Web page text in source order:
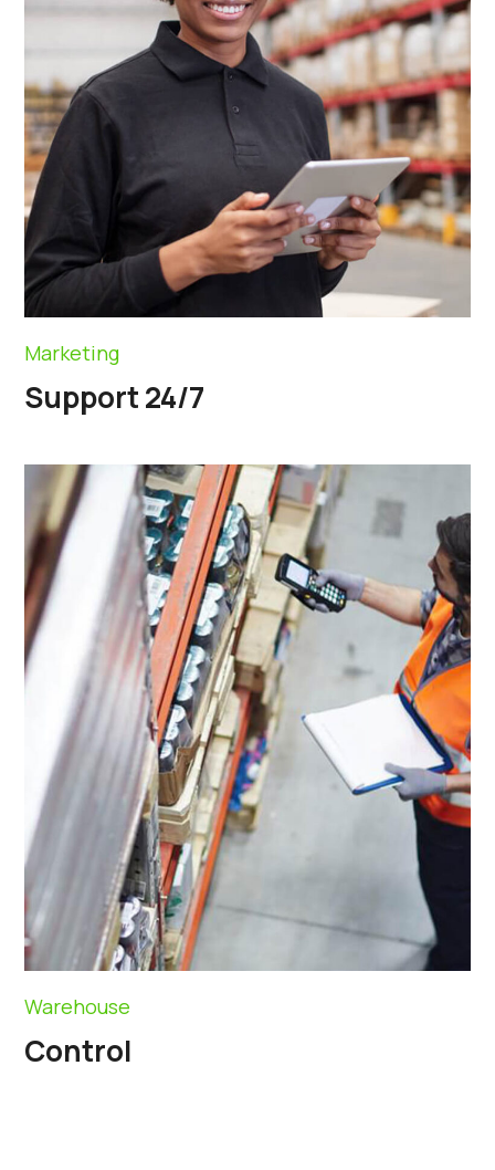
Marketing
Support 24/7
Warehouse
Control